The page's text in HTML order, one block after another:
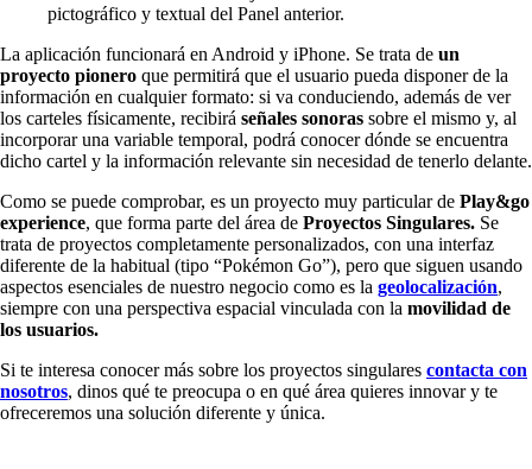
pictográfico y textual del Panel anterior.
La aplicación funcionará en Android y iPhone. Se trata de un
proyecto pionero que permitirá que el usuario pueda disponer de la
información en cualquier formato: si va conduciendo, además de ver
los carteles físicamente, recibirá señales sonoras sobre el mismo y, al
incorporar una variable temporal, podrá conocer dónde se encuentra
dicho cartel y la información relevante sin necesidad de tenerlo delante.
Como se puede comprobar, es un proyecto muy particular de Play&go
experience, que forma parte del área de Proyectos Singulares. Se
trata de proyectos completamente personalizados, con una interfaz
diferente de la habitual (tipo “Pokémon Go”), pero que siguen usando
aspectos esenciales de nuestro negocio como es la geolocalización,
siempre con una perspectiva espacial vinculada con la movilidad de
los usuarios.
Si te interesa conocer más sobre los proyectos singulares contacta con
nosotros, dinos qué te preocupa o en qué área quieres innovar y te
ofreceremos una solución diferente y única.